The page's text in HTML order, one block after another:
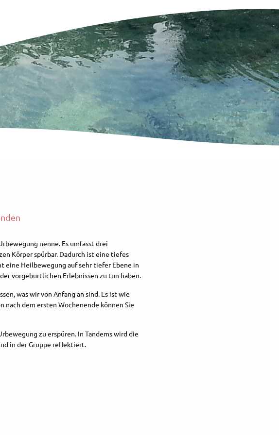
nenne. Es umfasst drei
Körper spürbar. Dadurch ist eine tiefes
eine Heilbewegung auf sehr tiefer Ebene in
vorgeburtlichen Erlebnissen zu tun haben.
was wir von Anfang an sind. Es ist wie
nach dem ersten Wochenende können Sie
zu erspüren. In Tandems wird die
in der Gruppe reflektiert.